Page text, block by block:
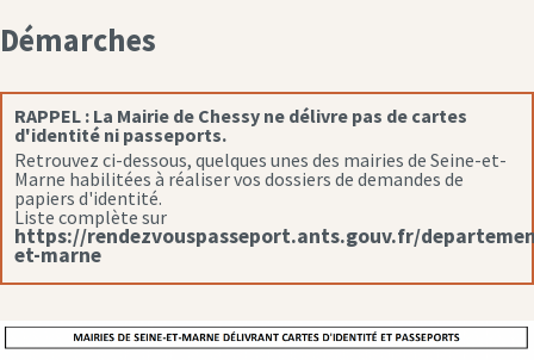
Démarches
RAPPEL : La Mairie de Chessy ne délivre pas de cartes
d'identité ni passeports.
Retrouvez ci-dessous, quelques unes des mairies de Seine-et-
Marne habilitées à réaliser vos dossiers de demandes de
papiers d'identité.
Liste complète sur
https://rendezvouspasseport.ants.gouv.fr/
et-marne